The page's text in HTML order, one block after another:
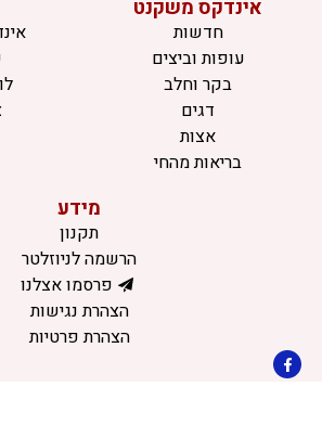
אינדקס משקנט
חדשות
עופות וביצים
בקר וחלב
דגים
אצות
בריאות מהחי
מידע
תקנון
הרשמה לניוזלטר
פרסמו אצלנו
הצהרת נגישות
הצהרת פרטיות